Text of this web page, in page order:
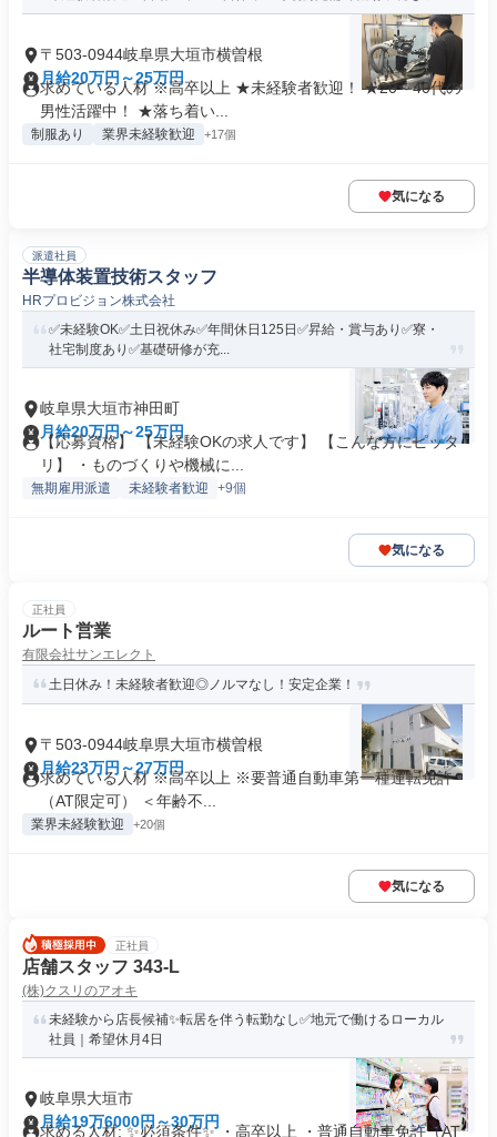
〒503-0944岐阜県大垣市横曽根
月給20万円～25万円
求めている人材 ※高卒以上 ★未経験者歓迎！ ★20～40代の
男性活躍中！ ★落ち着い...
制服あり 業界未経験歓迎 +17個
気になる
派遣社員
半導体装置技術スタッフ
HRプロビジョン株式会社
✅未経験OK✅土日祝休み✅年間休日125日✅昇給・賞与あり✅寮・
社宅制度あり✅基礎研修が充...
岐阜県大垣市神田町
月給20万円～25万円
【応募資格】 【未経験OKの求人です】 【こんな方にピッタ
リ】 ・ものづくりや機械に...
無期雇用派遣 未経験者歓迎 +9個
気になる
正社員
ルート営業
有限会社サンエレクト
土日休み！未経験者歓迎◎ノルマなし！安定企業！
〒503-0944岐阜県大垣市横曽根
月給23万円～27万円
求めている人材 ※高卒以上 ※要普通自動車第一種運転免許
（AT限定可） ＜年齢不...
業界未経験歓迎 +20個
気になる
正社員
店舗スタッフ 343-L
(株)クスリのアオキ
未経験から店長候補✨転居を伴う転勤なし✅地元で働けるローカル
社員｜希望休月4日
岐阜県大垣市
月給19万6000円～30万円
求める人材: ✨必須条件✨ ・高卒以上 ・普通自動車免許（AT